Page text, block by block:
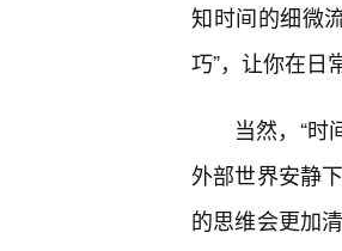
知时间的细微
巧”，让你在日
当然，“时
外部世界安静
的思维会更加